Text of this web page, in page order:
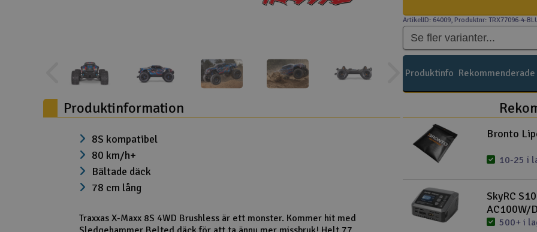
Helikopter
Kamerautrustning
Modellbygg- och byggsatser
Modelljärnväg
Motor & tillbehör
Outlet
ArtikelID: 64009, Produktnr: TRX77096-4-
Produktinfo
Produktinformation
8S kompatibel
80 km/h+
Bältade däck
78 cm lång
Traxxas X-Maxx 8S 4WD Brushless är ett monster. Kommer hit med
Bronto
10-25 i
SkyRC
AC100W/
500+ i